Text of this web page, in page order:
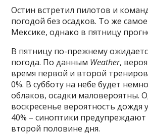
Остин встретил пилотов и
погодой без осадков. То же
Мексике, однако в пятницу
В пятницу по-прежнему
погода. По данным Weather,
время первой и второй
0%. В субботу на небе будет
облаков, осадки маловероятны.
воскресенье вероятность дождя
40% – синоптики предупреждают
второй половине дня.